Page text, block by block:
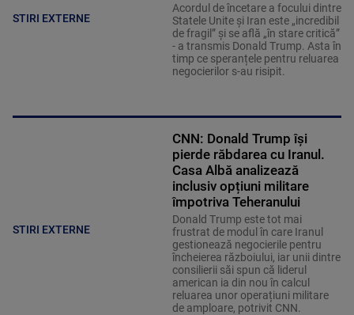
STIRI EXTERNE
Acordul de încetare a focului dintre
Statele Unite și Iran este „incredibil
de fragil” și se află „în stare critică”
- a transmis Donald Trump. Asta în
timp ce speranțele pentru reluarea
negocierilor s-au risipit.
STIRI EXTERNE
CNN: Donald Trump își
pierde răbdarea cu Iranul.
Casa Albă analizează
inclusiv opțiuni militare
împotriva Teheranului
Donald Trump este tot mai
frustrat de modul în care Iranul
gestionează negocierile pentru
încheierea războiului, iar unii dintre
consilierii săi spun că liderul
american ia din nou în calcul
reluarea unor operațiuni militare
de amploare, potrivit CNN.